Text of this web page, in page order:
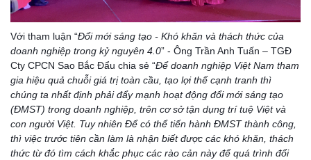
Với tham luận “Đổi mới sáng tạo - Khó khăn và thách thức của
doanh nghiệp trong kỷ nguyên 4.0” - Ông Trần Anh Tuấn – TGĐ
Cty CPCN Sao Bắc Đẩu chia sẻ “Để doanh nghiệp Việt Nam tham
gia hiệu quả chuỗi giá trị toàn cầu, tạo lợi thế cạnh tranh thì
chúng ta nhất định phải đẩy mạnh hoạt động đổi mới sáng tạo
(ĐMST) trong doanh nghiệp, trên cơ sở tận dụng trí tuệ Việt và
con người Việt. Tuy nhiên Để có thể tiến hành ĐMST thành công,
thì việc trước tiên cần làm là nhận biết được các khó khăn, thách
thức từ đó tìm cách khắc phục các rào cản này để quá trình đổi